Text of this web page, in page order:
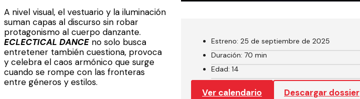
A nivel visual, el vestuario y la iluminación
suman capas al discurso sin robar
protagonismo al cuerpo danzante.
ECLECTICAL DANCE no solo busca
entretener también cuestiona, provoca
y celebra el caos armónico que surge
cuando se rompe con las fronteras
entre géneros y estilos.
Estreno: 25 de septiembre de 2025
Duración: 70 min
Edad: 14
Ver calendario Descargar dossier